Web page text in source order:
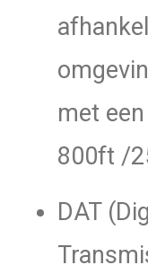
met
800ft /
DAT